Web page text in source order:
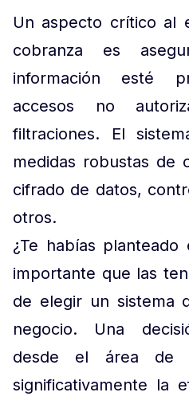
Un aspecto crítico al
cobranza es
información esté
accesos no
filtraciones. El
medidas robustas de
cifrado de datos,
otros.
¿Te habías planteado
importante que las
de elegir un sistema
negocio. Una
desde el área de
significativamente la